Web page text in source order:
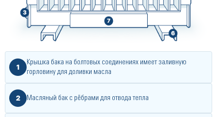
1
Крышка бака на болтовых соединениях имеет заливную
горловину для доливки масла
2 Масляный бак с рёбрами для отвода тепла